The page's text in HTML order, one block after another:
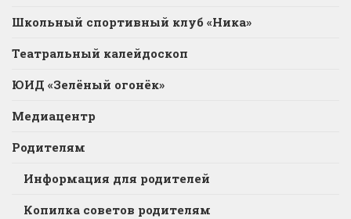
Школьный спортивный клуб «Ника»
Театральный калейдоскоп
ЮИД «Зелёный огонёк»
Медиацентр
Родителям
Информация для родителей
Копилка советов родителям